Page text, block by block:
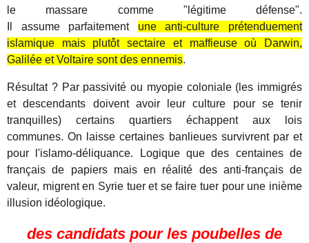
le massare comme "légitime défense".
Il assume parfaitement une anti-culture prétenduement
islamique mais plutôt sectaire et maffieuse où Darwin,
Galilée et Voltaire sont des ennemis.
Résultat ? Par passivité ou myopie coloniale (les immigrés
et descendants doivent avoir leur culture pour se tenir
tranquilles) certains quartiers échappent aux lois
communes. On laisse certaines banlieues survivrent par et
pour l'islamo-déliquance. Logique que des centaines de
français de papiers mais en réalité des anti-français de
valeur, migrent en Syrie tuer et se faire tuer pour une inième
illusion idéologique.
des candidats pour les poubelles de